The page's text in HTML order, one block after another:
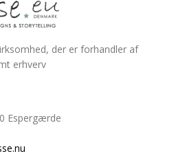
der er forhandler af
erhverv
Espergærde